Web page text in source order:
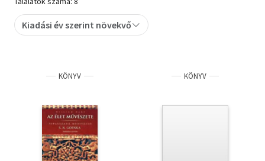
Művészet
Szakkönyv
Tankönyv, segédkönyv
Társadalomtudomány
Természettudomány
Történelem
Kiadási év szerint növekvő
KÖNYV KÖNYV